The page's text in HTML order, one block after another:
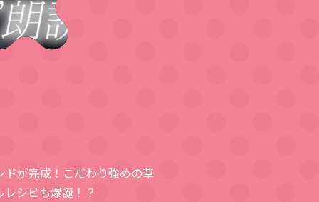
が完成！こだわり強めの草
シピも爆誕！？